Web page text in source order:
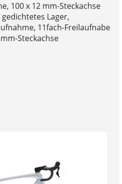
100 x 12 mm-Steckachse
Lager,
11fach-Freilaufnabe
Steckachse